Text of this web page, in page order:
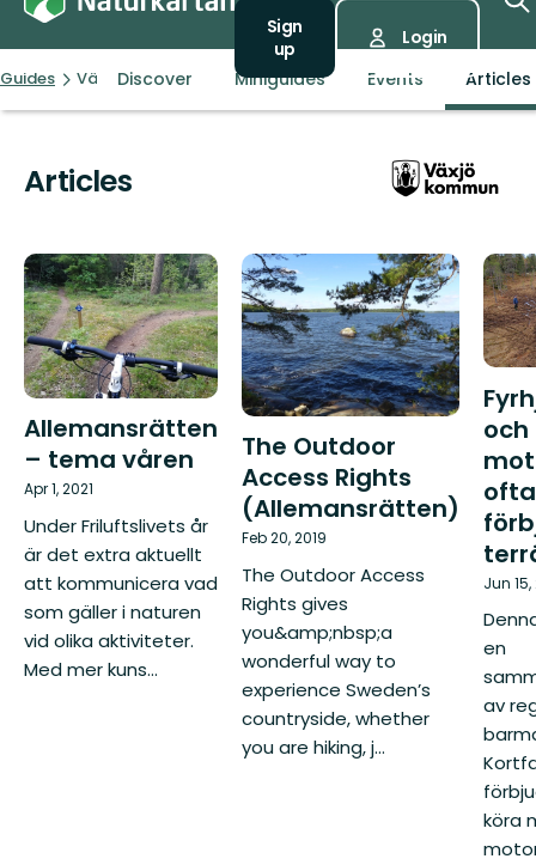
Sign
up
Login
Guides VäxjöDiscover Miniguides Events Articles
Articles
Allemansrätten
– tema våren
Apr 1, 2021
Under Friluftslivets år
är det extra aktuellt
att kommunicera vad
som gäller i naturen
vid olika aktiviteter.
Med mer kuns...
The Outdoor
Access Rights
(Allemansrätten)
Feb 20, 2019
The Outdoor Access
Rights gives
you&amp;nbsp;a
wonderful way to
experience Sweden’s
countryside, whether
you are hiking, j...
och
Jun 15,
en
av
köra